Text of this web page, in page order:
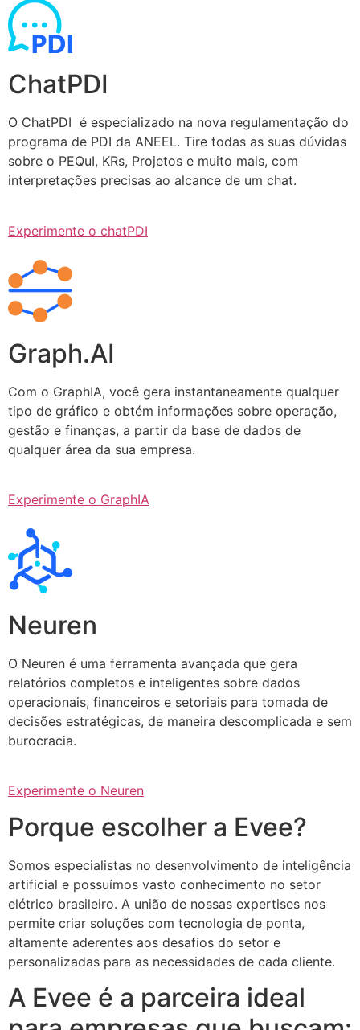
ChatPDI
O ChatPDI é especializado na nova regulamentação do
programa de PDI da ANEEL. Tire todas as suas dúvidas
sobre o PEQuI, KRs, Projetos e muito mais, com
interpretações precisas ao alcance de um chat.
Experimente o chatPDI
Graph.AI
Com o GraphIA, você gera instantaneamente qualquer
tipo de gráfico e obtém informações sobre operação,
gestão e finanças, a partir da base de dados de
qualquer área da sua empresa.
Experimente o GraphIA
Neuren
O Neuren é uma ferramenta avançada que gera
relatórios completos e inteligentes sobre dados
operacionais, financeiros e setoriais para tomada de
decisões estratégicas, de maneira descomplicada e sem
burocracia.
Experimente o Neuren
Porque escolher a Evee?
Somos especialistas no desenvolvimento de inteligência
artificial e possuímos vasto conhecimento no setor
elétrico brasileiro. A união de nossas expertises nos
permite criar soluções com tecnologia de ponta,
altamente aderentes aos desafios do setor e
personalizadas para as necessidades de cada cliente.
A Evee é a parceira ideal